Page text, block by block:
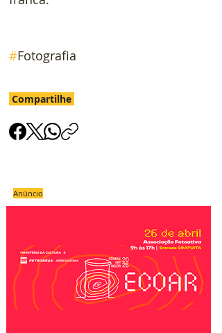
#Fotografia
Compartilhe
Anúncio